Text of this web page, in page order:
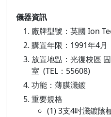
儀器資訊
廠牌型號：英國 Ion
購置年限：1991年4月
放置地點：光復校區
室 (TEL：55608)
功能：薄膜濺鍍
重要規格
(1) 3支4吋濺鍍陰